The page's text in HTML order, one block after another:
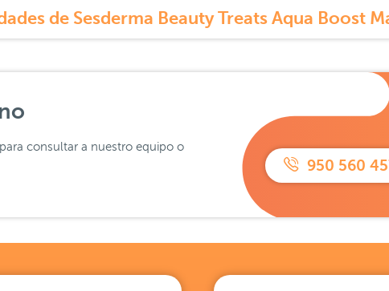
de Sesderma Beauty Treats Aqua Boost
consultar a nuestro equipo o
950 560